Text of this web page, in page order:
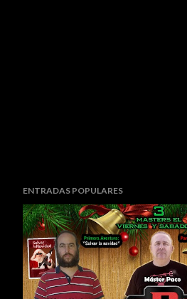
ENTRADAS POPULARES